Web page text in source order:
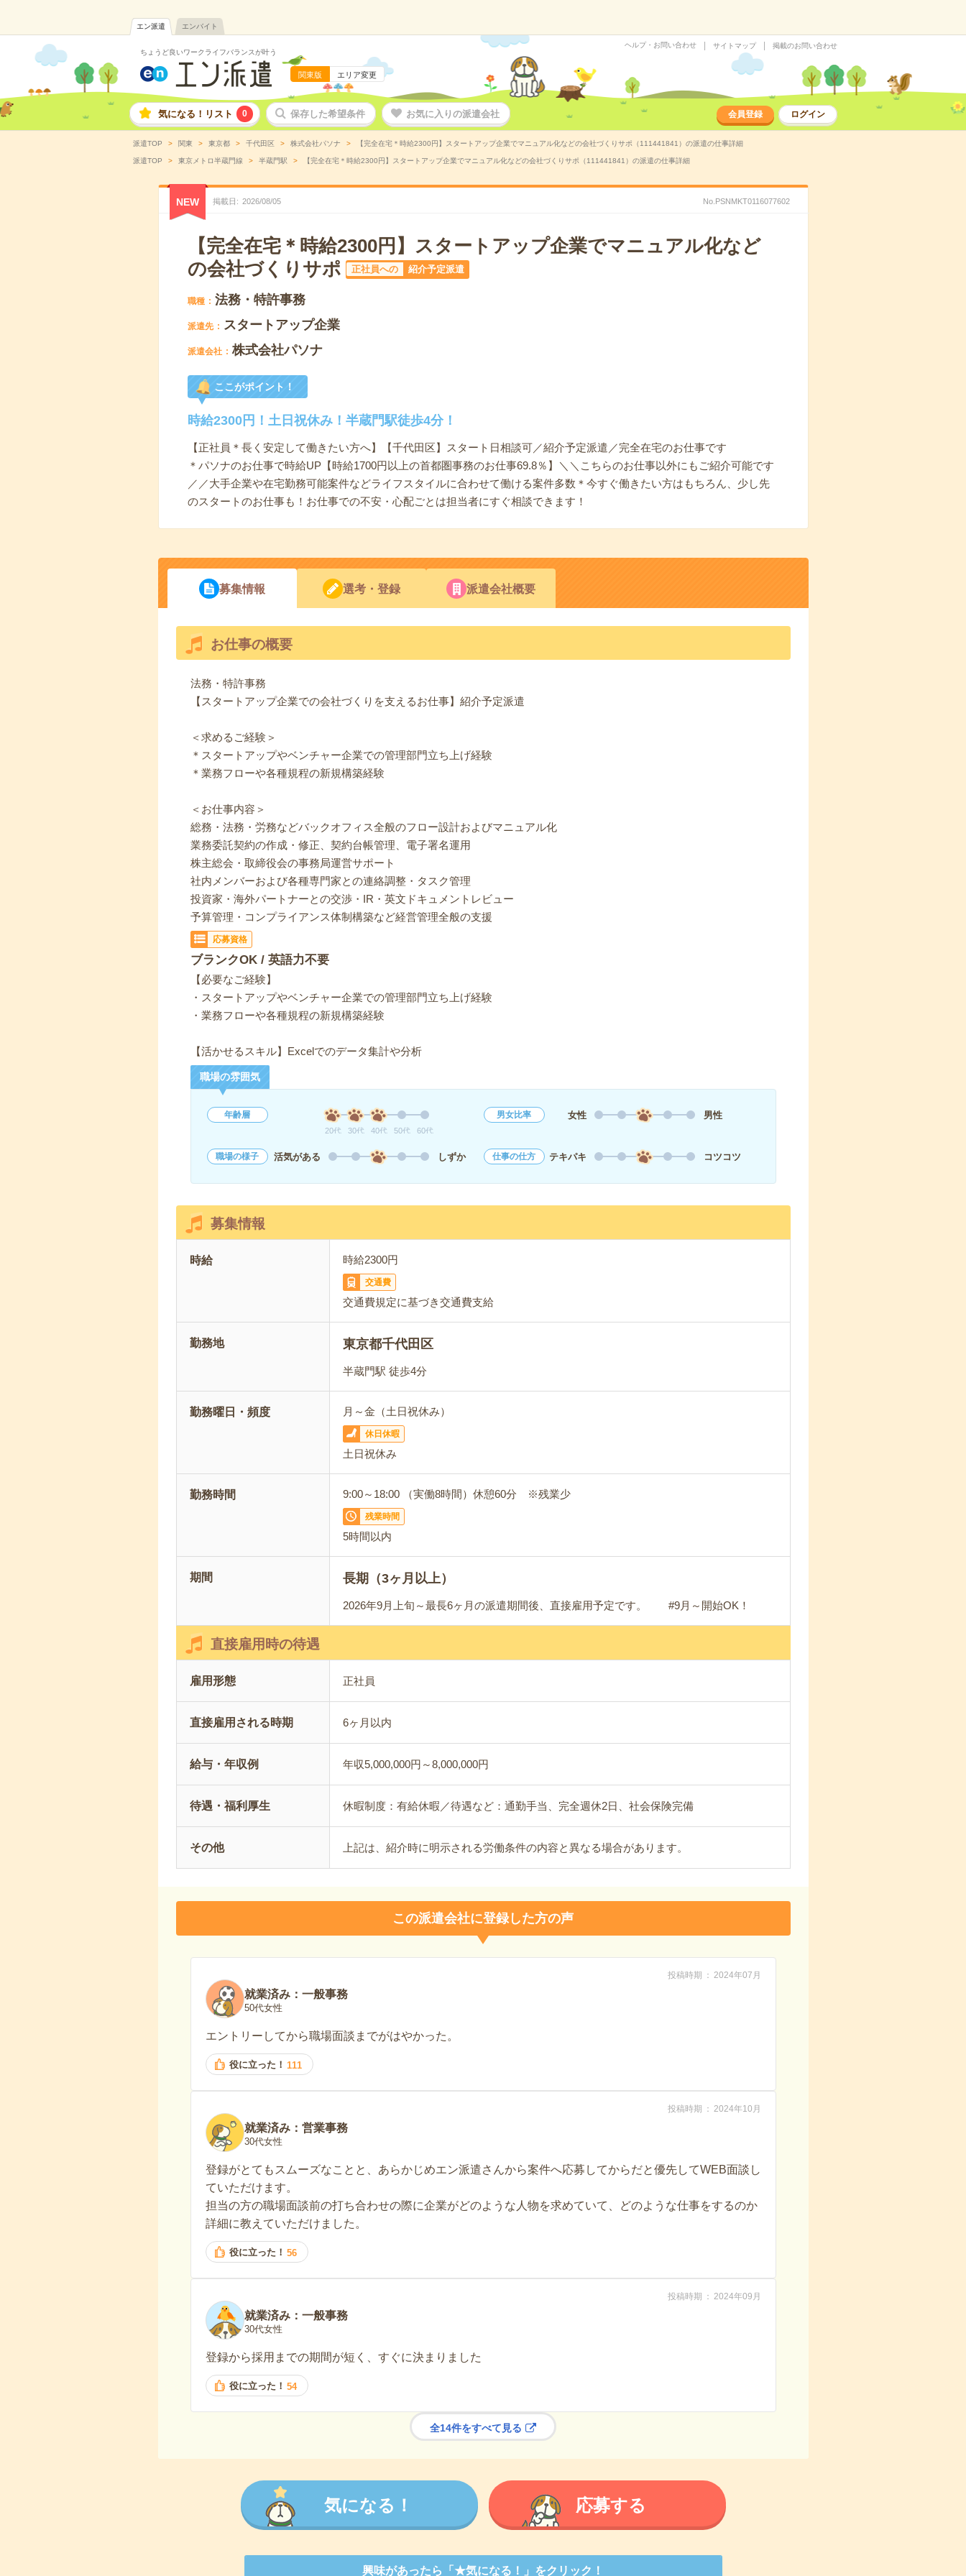
エン派遣 エンバイト
ちょうど良いワークライフバランスが叶う
関東版 エリア変更
ヘルプ・お問い合わせ サイトマップ 掲載のお問い合わせ
気になる！リスト 0 保存した希望条件 お気に入りの派遣会社 会員登録 ログイン
派遣TOP 関東 東京都 千代田区 株式会社パソナ 【完全在宅＊時給2300円】スタートアップ企業でマニュアル化などの会社づくりサポ（111441841）の派遣の仕事詳細
派遣TOP 東京メトロ半蔵門線 半蔵門駅 【完全在宅＊時給2300円】スタートアップ企業でマニュアル化などの会社づくりサポ（111441841）の派遣の仕事詳細
NEW 掲載日 2026/08/05 No.PSNMKT0116077602
【完全在宅＊時給2300円】スタートアップ企業でマニュアル化など
の会社づくりサポ
正社員への 紹介予定派遣
職種 法務・特許事務
派遣先 スタートアップ企業
派遣会社 株式会社パソナ
ここがポイント！
時給2300円！土日祝休み！半蔵門駅徒歩4分！
【正社員＊長く安定して働きたい方へ】【千代田区】スタート日相談可／紹介予定派遣／完全在宅のお仕事です
＊パソナのお仕事で時給UP【時給1700円以上の首都圏事務のお仕事69.8％】＼＼こちらのお仕事以外にもご紹介可能です
／／大手企業や在宅勤務可能案件などライフスタイルに合わせて働ける案件多数＊今すぐ働きたい方はもちろん、少し先
のスタートのお仕事も！お仕事での不安・心配ごとは担当者にすぐ相談できます！
募集情報 選考・登録 派遣会社概要
お仕事の概要
法務・特許事務
【スタートアップ企業での会社づくりを支えるお仕事】紹介予定派遣
＜求めるご経験＞
＊スタートアップやベンチャー企業での管理部門立ち上げ経験
＊業務フローや各種規程の新規構築経験
＜お仕事内容＞
総務・法務・労務などバックオフィス全般のフロー設計およびマニュアル化
業務委託契約の作成・修正、契約台帳管理、電子署名運用
株主総会・取締役会の事務局運営サポート
社内メンバーおよび各種専門家との連絡調整・タスク管理
投資家・海外パートナーとの交渉・IR・英文ドキュメントレビュー
予算管理・コンプライアンス体制構築など経営管理全般の支援
応募資格
ブランクOK / 英語力不要
【必要なご経験】
・スタートアップやベンチャー企業での管理部門立ち上げ経験
・業務フローや各種規程の新規構築経験
【活かせるスキル】Excelでのデータ集計や分析
職場の雰囲気
年齢層
20代 30代 40代 50代 60代
男女比率 女性 男性
職場の様子 活気がある しずか 仕事の仕方 テキパキ コツコツ
募集情報
時給 時給2300円
交通費
交通費規定に基づき交通費支給
勤務地 東京都千代田区
半蔵門駅 徒歩4分
勤務曜日・頻度 月～金（土日祝休み）
休日休暇
土日祝休み
勤務時間 9:00～18:00 （実働8時間）休憩60分 ※残業少
残業時間
5時間以内
期間 長期（3ヶ月以上）
2026年9月上旬～最長6ヶ月の派遣期間後、直接雇用予定です。 #9月～開始OK！
直接雇用時の待遇
雇用形態 正社員
直接雇用される時期 6ヶ月以内
給与・年収例 年収5,000,000円～8,000,000円
待遇・福利厚生 休暇制度：有給休暇／待遇など：通勤手当、完全週休2日、社会保険完備
その他 上記は、紹介時に明示される労働条件の内容と異なる場合があります。
この派遣会社に登録した方の声
投稿時期 2024年07月
就業済み：一般事務
50代女性
エントリーしてから職場面談までがはやかった。
役に立った！ 111
投稿時期 2024年10月
就業済み：営業事務
30代女性
登録がとてもスムーズなことと、あらかじめエン派遣さんから案件へ応募してからだと優先してWEB面談し
ていただけます。
担当の方の職場面談前の打ち合わせの際に企業がどのような人物を求めていて、どのような仕事をするのか
詳細に教えていただけました。
役に立った！ 56
投稿時期 2024年09月
就業済み：一般事務
30代女性
登録から採用までの期間が短く、すぐに決まりました
役に立った！ 54
全14件をすべて見る
気になる！ 応募する
興味があったら「★気になる！」をクリック！